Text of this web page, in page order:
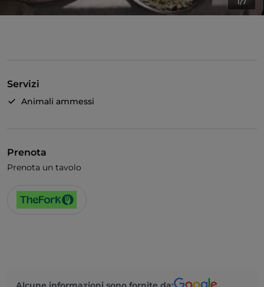
Servizi
Animali ammessi
Prenota
Prenota un tavolo